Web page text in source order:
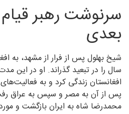
سرنوشت رهبر
بعدی
شیخ بهلول پس از فرار از مشهد، به
سال را در تبعید گذراند. او در این
افغانستان زندگی کرد و به
پس از آن به مصر و سپس به عراق رفت
محمدرضا شاه به ایران بازگشت و